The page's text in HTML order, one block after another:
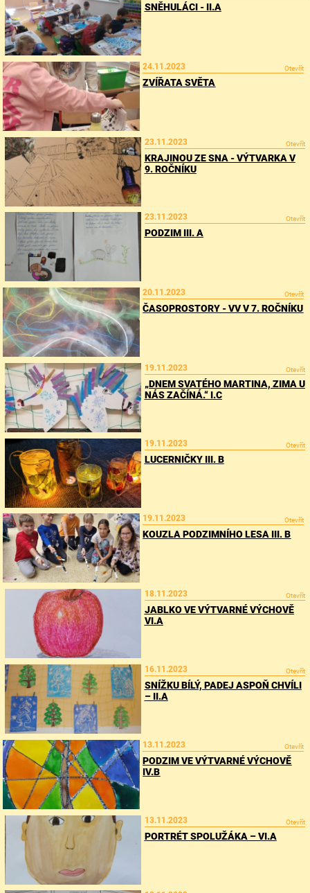
SNĚHULÁCI - II.A
24.11.2023 Otevřít
ZVÍŘATA SVĚTA
23.11.2023 Otevřít
KRAJINOU ZE SNA - VÝTVARKA V
9. ROČNÍKU
23.11.2023 Otevřít
PODZIM III. A
20.11.2023 Otevřít
ČASOPROSTORY - VV V 7. ROČNÍKU
19.11.2023 Otevřít
„DNEM SVATÉHO MARTINA, ZIMA U
NÁS ZAČÍNÁ.“ I.C
19.11.2023 Otevřít
LUCERNIČKY III. B
19.11.2023 Otevřít
KOUZLA PODZIMNÍHO LESA III. B
18.11.2023 Otevřít
JABLKO VE VÝTVARNÉ VÝCHOVĚ
VI.A
16.11.2023 Otevřít
SNÍŽKU BÍLÝ, PADEJ ASPOŇ CHVÍLI
– II.A
13.11.2023 Otevřít
PODZIM VE VÝTVARNÉ VÝCHOVĚ
IV.B
13.11.2023 Otevřít
PORTRÉT SPOLUŽÁKA – VI.A